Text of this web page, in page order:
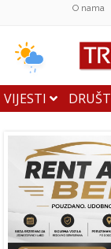
O nama
VIJESTI